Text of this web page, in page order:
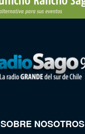
SOBRE NOSOTROS